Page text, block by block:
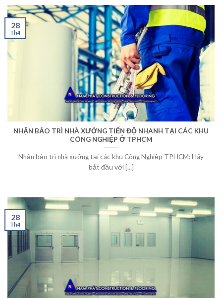
NHẬN BẢO TRÌ NHÀ XƯỞNG TIẾN ĐỘ NHANH TẠI CÁC KHU
CÔNG NGHIỆP Ở TPHCM
Nhận bảo trì nhà xưởng tại các khu Công Nghiệp TPHCM: Hãy
bắt đầu với [...]
28
Th4
28
Th4